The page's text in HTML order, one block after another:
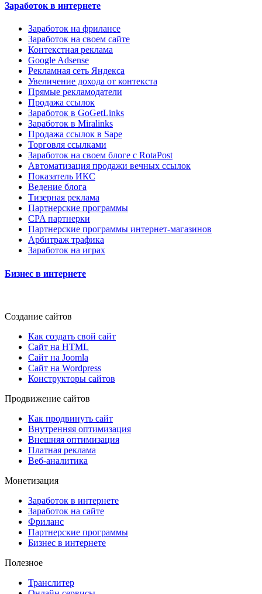
Заработок в интернете
Заработок на фрилансе
Заработок на своем сайте
Контекстная реклама
Google Adsense
Рекламная сеть Яндекса
Увеличение дохода от контекста
Прямые рекламодатели
Продажа ссылок
Заработок в GoGetLinks
Заработок в Miralinks
Продажа ссылок в Sape
Торговля ссылками
Заработок на своем блоге с RotaPost
Автоматизация продажи вечных ссылок
Показатель ИКС
Ведение блога
Тизерная реклама
Партнерские программы
CPA партнерки
Партнерские программы интернет-магазинов
Арбитраж трафика
Заработок на играх
Бизнес в интернете
Создание сайтов
Как создать свой сайт
Сайт на HTML
Сайт на Joomla
Сайт на Wordpress
Конструкторы сайтов
Продвижение сайтов
Как продвинуть сайт
Внутренняя оптимизация
Внешняя оптимизация
Платная реклама
Веб-аналитика
Монетизация
Заработок в интернете
Заработок на сайте
Фриланс
Партнерские программы
Бизнес в интернете
Полезное
Транслитер